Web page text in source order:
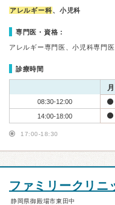
アレルギー科、小児科
専門医・資格：
アレルギー専門医、小児科専門医
診療時間
月
08:30-12:00
14:00-18:00
17:00-18:30
ファミリークリニ
静岡県御殿場市東田中